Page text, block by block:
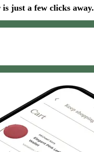
just a few clicks away.